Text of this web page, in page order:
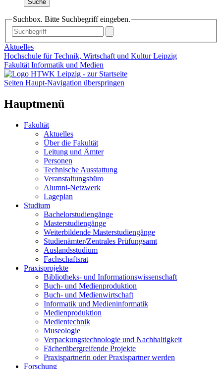
Suche
Suchbox. Bitte Suchbegriff eingeben.
Aktuelles
Hochschule für Technik, Wirtschaft und Kultur Leipzig
Fakultät Informatik und Medien
Seiten Haupt-Navigation überspringen
Hauptmenü
Fakultät
Aktuelles
Über die Fakultät
Leitung und Ämter
Personen
Technische Ausstattung
Veranstaltungsbüro
Alumni-Netzwerk
Lageplan
Studium
Bachelorstudiengänge
Masterstudiengänge
Weiterbildende Masterstudiengänge
Studienämter/Zentrales Prüfungsamt
Auslandsstudium
Fachschaftsrat
Praxisprojekte
Bibliotheks- und Informationswissenschaft
Buch- und Medienproduktion
Buch- und Medienwirtschaft
Informatik und Medieninformatik
Medienproduktion
Medientechnik
Museologie
Verpackungstechnologie und Nachhaltigkeit
Fächerübergreifende Projekte
Praxispartnerin oder Praxispartner werden
Forschung